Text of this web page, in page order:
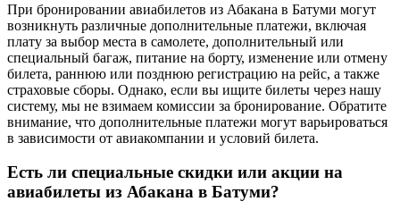
При бронировании авиабилетов из Абакана в Батуми могут
возникнуть различные дополнительные платежи, включая
плату за выбор места в самолете, дополнительный или
специальный багаж, питание на борту, изменение или отмену
билета, раннюю или позднюю регистрацию на рейс, а также
страховые сборы. Однако, если вы ищите билеты через нашу
систему, мы не взимаем комиссии за бронирование. Обратите
внимание, что дополнительные платежи могут варьироваться
в зависимости от авиакомпании и условий билета.
Есть ли специальные скидки или акции на
авиабилеты из Абакана в Батуми?